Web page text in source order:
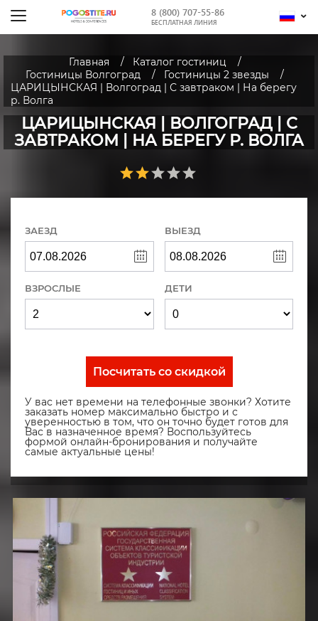
8 (800) 707-55-86
БЕСПЛАТНАЯ ЛИНИЯ
Главная
Каталог гостиниц
Гостиницы Волгоград
Гостиницы 2 звезды
ЦАРИЦЫНСКАЯ | Волгоград | С завтраком | На берегу
р. Волга
ЦАРИЦЫНСКАЯ | ВОЛГОГРАД | С
ЗАВТРАКОМ | НА БЕРЕГУ Р. ВОЛГА
ЗАЕЗД ВЫЕЗД
ВЗРОСЛЫЕ ДЕТИ
Посчитать со скидкой
У вас нет времени на телефонные звонки? Хотите
заказать номер максимально быстро и с
уверенностью в том, что он точно будет готов для
Вас в назначенное время? Воспользуйтесь
формой онлайн-бронирования и получайте
самые актуальные цены!